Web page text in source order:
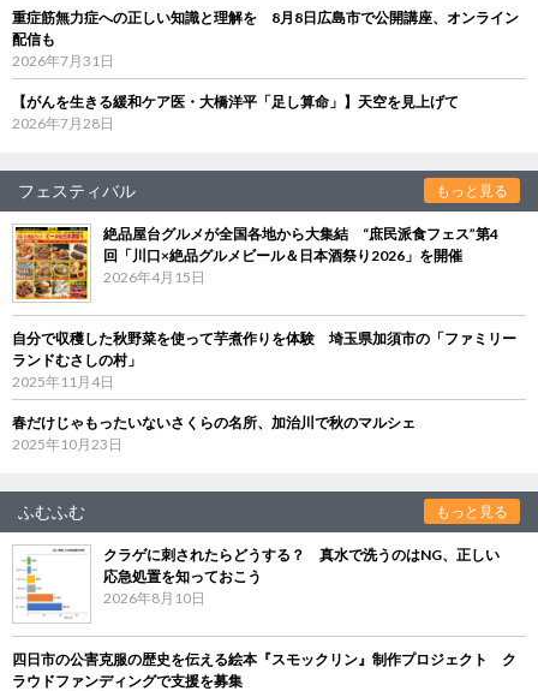
重症筋無力症への正しい知識と理解を 8月8日広島市で公開講座、オンライン
配信も
2026年7月31日
【がんを生きる緩和ケア医・大橋洋平「足し算命」】天空を見上げて
2026年7月28日
フェスティバル もっと見る
絶品屋台グルメが全国各地から大集結 “庶民派食フェス”第4
回「川口×絶品グルメビール＆日本酒祭り2026」を開催
2026年4月15日
自分で収穫した秋野菜を使って芋煮作りを体験 埼玉県加須市の「ファミリー
ランドむさしの村」
2025年11月4日
春だけじゃもったいないさくらの名所、加治川で秋のマルシェ
2025年10月23日
ふむふむ もっと見る
クラゲに刺されたらどうする？ 真水で洗うのはNG、正しい
応急処置を知っておこう
2026年8月10日
四日市の公害克服の歴史を伝える絵本『スモックリン』制作プロジェクト ク
ラウドファンディングで支援を募集